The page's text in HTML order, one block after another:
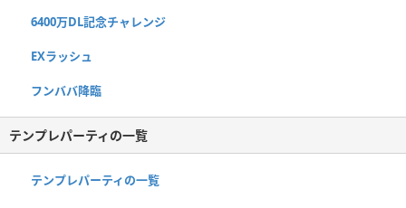
6400万DL記念チャレンジ
EXラッシュ
フンババ降臨
テンプレパーティの一覧
テンプレパーティの一覧